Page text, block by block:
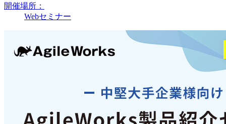
開催場所：
Webセミナー